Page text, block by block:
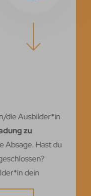
die Ausbilder*in
zu
Absage. Hast du
dein